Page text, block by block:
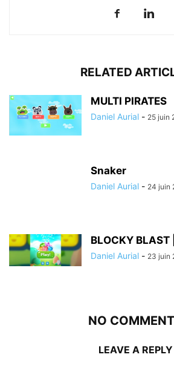
RELATED
MULTI PIRATES
Daniel Aurial - 25 juin
Snaker
Daniel Aurial - 24 juin
BLOCKY
Daniel Aurial - 23 juin
NO
LEAVE A REPLY